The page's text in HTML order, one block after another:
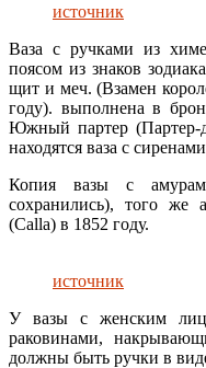
источник
Ваза с ручками из
поясом из знаков
щит и меч. (Взамен
году). выполнена в
Южный партер
находятся ваза с
Копия вазы с
сохранились), того же
(Calla) в 1852 году.
источник
У вазы с женским
раковинами,
должны быть ручки в